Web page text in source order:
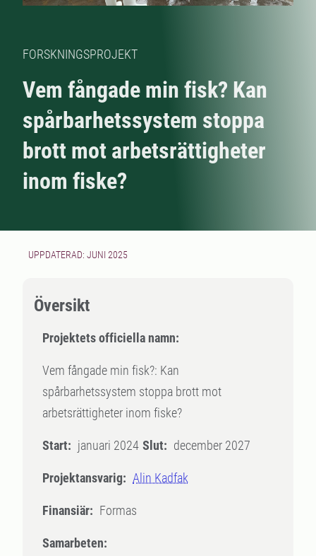
FORSKNINGSPROJEKT
Vem fångade min fisk? Kan
spårbarhetssystem stoppa
brott mot arbetsrättigheter
inom fiske?
UPPDATERAD: JUNI 2025
Översikt
Projektets officiella namn:
Vem fångade min fisk?: Kan
spårbarhetssystem stoppa brott mot
arbetsrättigheter inom fiske?
Start: januari 2024 Slut: december 2027
Projektansvarig: Alin Kadfak
Finansiär: Formas
Samarbeten: